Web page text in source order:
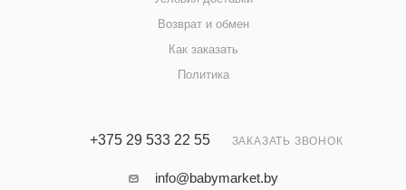
Возврат и обмен
Как заказать
Политика
+375 29 533 22 55 ЗАКАЗАТЬ ЗВОНОК
info@babymarket.by